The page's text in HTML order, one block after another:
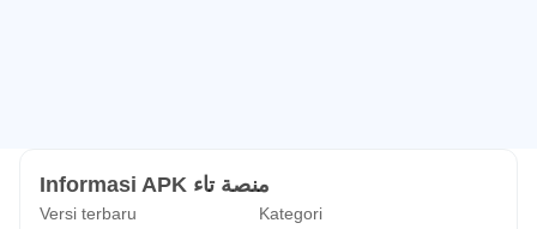
Informasi APK منصة تاء
Versi terbaru
Kategori